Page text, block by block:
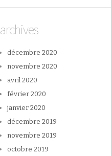
archives
décembre 2020
novembre 2020
avril 2020
février 2020
janvier 2020
décembre 2019
novembre 2019
octobre 2019